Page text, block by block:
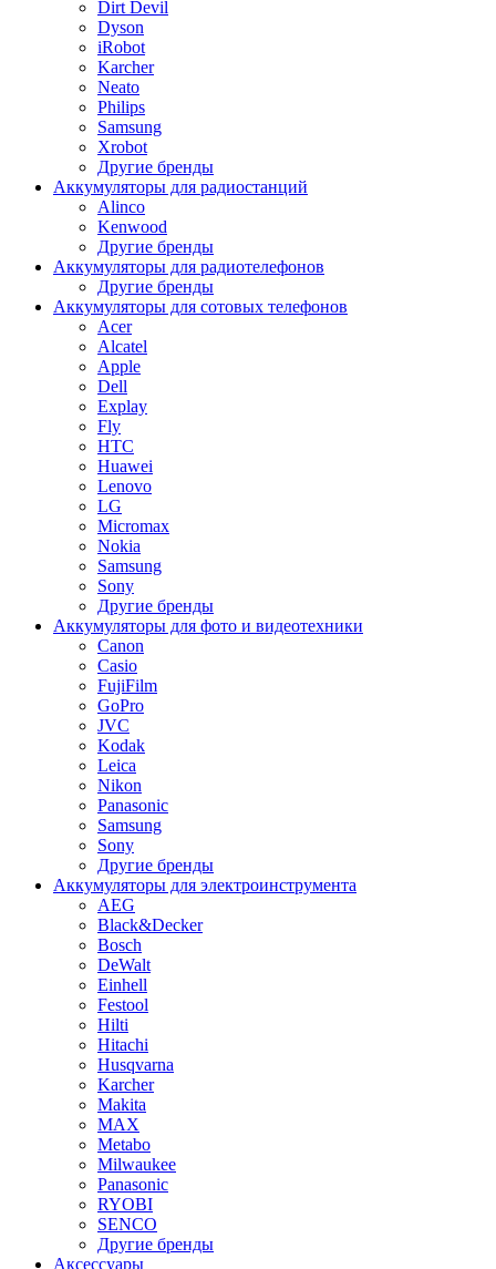
Dirt Devil
Dyson
iRobot
Karcher
Neato
Philips
Samsung
Xrobot
Другие бренды
Аккумуляторы для радиостанций
Alinco
Kenwood
Другие бренды
Аккумуляторы для радиотелефонов
Другие бренды
Аккумуляторы для сотовых телефонов
Acer
Alcatel
Apple
Dell
Explay
Fly
HTC
Huawei
Lenovo
LG
Micromax
Nokia
Samsung
Sony
Другие бренды
Аккумуляторы для фото и видеотехники
Canon
Casio
FujiFilm
GoPro
JVC
Kodak
Leica
Nikon
Panasonic
Samsung
Sony
Другие бренды
Аккумуляторы для электроинструмента
AEG
Black&Decker
Bosch
DeWalt
Einhell
Festool
Hilti
Hitachi
Husqvarna
Karcher
Makita
MAX
Metabo
Milwaukee
Panasonic
RYOBI
SENCO
Другие бренды
Аксессуары